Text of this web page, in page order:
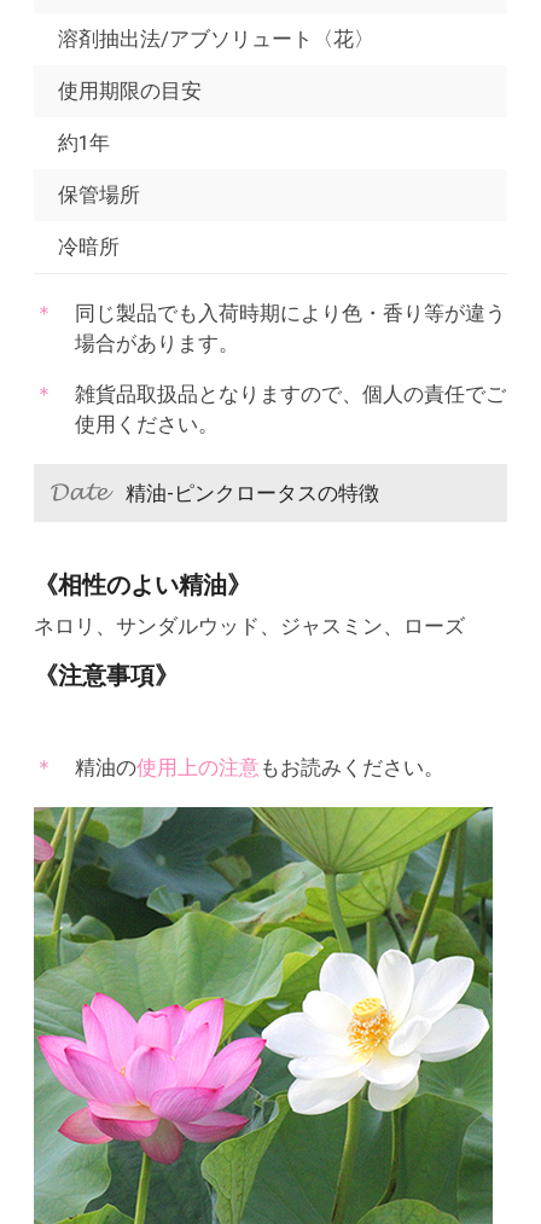
溶剤抽出法/アブソリュート〈花〉
使用期限の目安
約1年
保管場所
冷暗所
同じ製品でも入荷時期により色・香り等が違う
場合があります。
雑貨品取扱品となりますので、個人の責任でご
使用ください。
精油-ピンクロータスの特徴
《相性のよい精油》
ネロリ、サンダルウッド、ジャスミン、ローズ
《注意事項》
精油の使用上の注意 もお読みください。